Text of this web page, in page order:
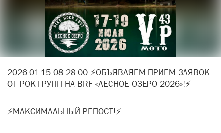
2026-01-15 08:28:00 ⚡ОБЪЯВЛЯЕМ ПРИЁМ ЗАЯВОК
ОТ РОК ГРУПП НА BRF «ЛЕСНОЕ ОЗЕРО 2026»!⚡
⚡МАКСИМАЛЬНЫЙ РЕПОСТ!⚡